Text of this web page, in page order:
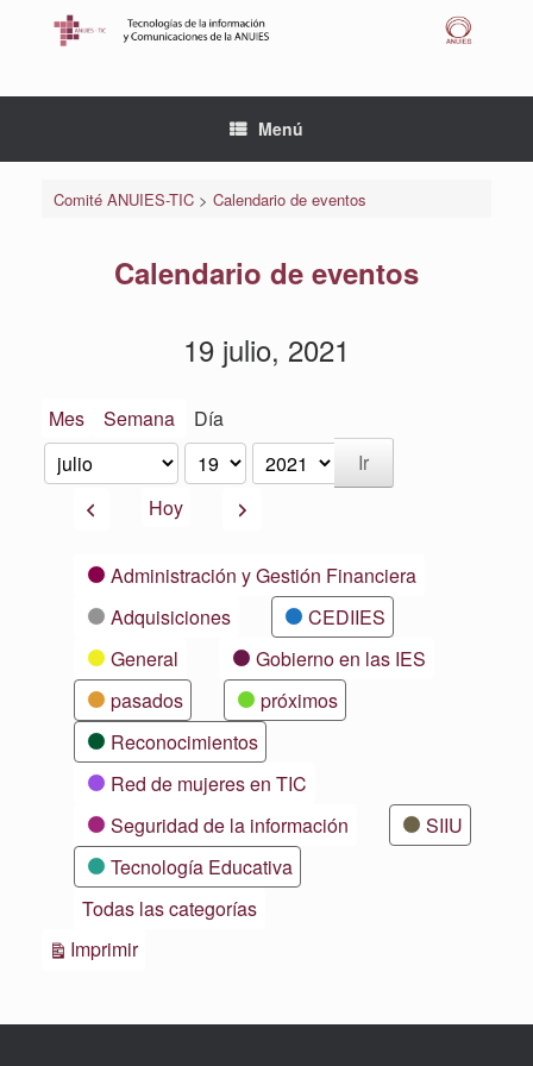
Menú
Comité ANUIES-TIC> Calendario de eventos
Calendario de eventos
19 julio, 2021
Mes Semana Día
Mes
Día
Año
AnteriorHoy Siguiente
CategoríasAdministración y Gestión Financiera
Adquisiciones
CEDIIES
General
Gobierno en las IES
pasados
próximos
Reconocimientos
Red de mujeres en TIC
Seguridad de la información
SIIU
Tecnología Educativa
Todas las categorías
ImprimirVistas